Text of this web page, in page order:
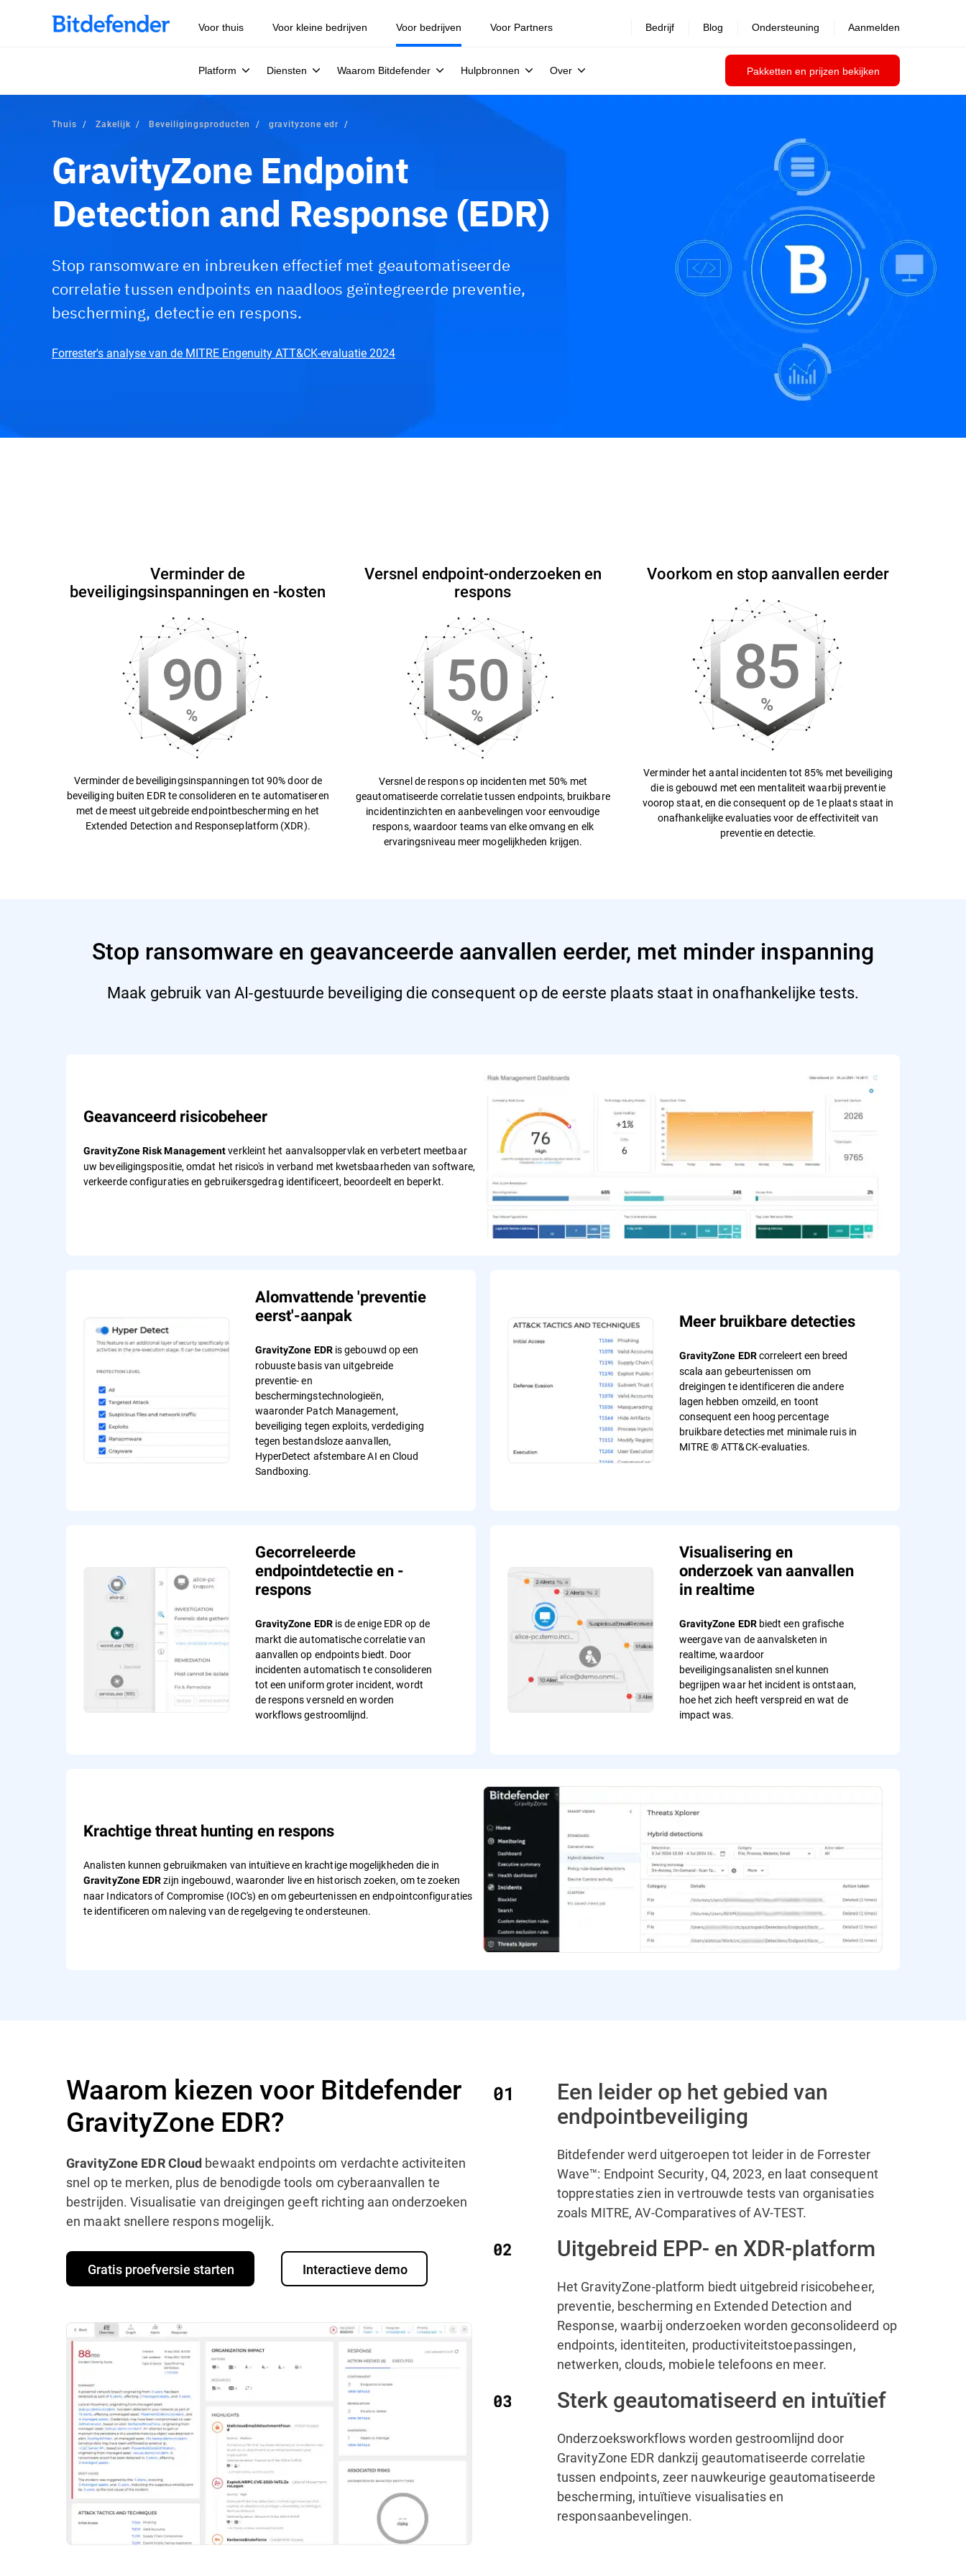
Voor thuis Voor kleine bedrijven Voor bedrijven
Platform Diensten Waarom Bitdefender Hulpbronnen Over Pakketten en prijzen bekijken
Voor Partners Bedrijf Blog Ondersteuning Aanmelden
Thuis Zakelijk Beveiligingsproducten gravityzone edr
GravityZone Endpoint
Detection and Response (EDR)
Stop ransomware en inbreuken effectief met geautomatiseerde
correlatie tussen endpoints en naadloos geïntegreerde preventie,
bescherming, detectie en respons.
Forrester's analyse van de MITRE Engenuity ATT&CK-evaluatie 2024
Verminder de
beveiligingsinspanningen en -kosten
Verminder de beveiligingsinspanningen tot 90% door de
beveiliging buiten EDR te consolideren en te automatiseren
met de meest uitgebreide endpointbescherming en het
Extended Detection and Responseplatform (XDR).
Versnel endpoint-onderzoeken en
respons
Versnel de respons op incidenten met 50% met
geautomatiseerde correlatie tussen endpoints, bruikbare
incidentinzichten en aanbevelingen voor eenvoudige
respons, waardoor teams van elke omvang en elk
ervaringsniveau meer mogelijkheden krijgen.
Voorkom en stop aanvallen eerder
Verminder het aantal incidenten tot 85% met beveiliging
die is gebouwd met een mentaliteit waarbij preventie
voorop staat, en die consequent op de 1e plaats staat in
onafhankelijke evaluaties voor de effectiviteit van
preventie en detectie.
Stop ransomware en geavanceerde aanvallen eerder, met minder inspanning
Maak gebruik van AI-gestuurde beveiliging die consequent op de eerste plaats staat in onafhankelijke tests.
Geavanceerd risicobeheer
GravityZone Risk Managementverkleint het aanvalsoppervlak en verbetert meetbaar
uw beveiligingspositie, omdat het risico's in verband met kwetsbaarheden van software,
verkeerde configuraties en gebruikersgedrag identificeert, beoordeelt en beperkt.
Alomvattende 'preventie
eerst'-aanpak
GravityZone EDRis gebouwd op een
robuuste basis van uitgebreide
preventie- en
beschermingstechnologieën,
waaronder Patch Management,
beveiliging tegen exploits, verdediging
tegen bestandsloze aanvallen,
HyperDetect afstembare AI en Cloud
Sandboxing.
Meer bruikbare detecties
GravityZone EDRcorreleert een breed
scala aan gebeurtenissen om
dreigingen te identificeren die andere
lagen hebben omzeild, en toont
consequent een hoog percentage
bruikbare detecties met minimale ruis in
MITRE ® ATT&CK-evaluaties.
Gecorreleerde
endpointdetectie en -
respons
GravityZone EDRis de enige EDR op de
markt die automatische correlatie van
aanvallen op endpoints biedt. Door
incidenten automatisch te consolideren
tot een uniform groter incident, wordt
de respons versneld en worden
workflows gestroomlijnd.
Visualisering en
onderzoek van aanvallen
in realtime
GravityZone EDRbiedt een grafische
weergave van de aanvalsketen in
realtime, waardoor
beveiligingsanalisten snel kunnen
begrijpen waar het incident is ontstaan,
hoe het zich heeft verspreid en wat de
impact was.
Krachtige threat hunting en respons
Analisten kunnen gebruikmaken van intuïtieve en krachtige mogelijkheden die in
GravityZone EDRzijn ingebouwd, waaronder live en historisch zoeken, om te zoeken
naar Indicators of Compromise (IOC's) en om gebeurtenissen en endpointconfiguraties
te identificeren om naleving van de regelgeving te ondersteunen.
Waarom kiezen voor Bitdefender
GravityZone EDR?
GravityZone EDR Cloud bewaakt endpoints om verdachte activiteiten
snel op te merken, plus de benodigde tools om cyberaanvallen te
bestrijden. Visualisatie van dreigingen geeft richting aan onderzoeken
en maakt snellere respons mogelijk.
Gratis proefversie starten Interactieve demo
Een leider op het gebied van
endpointbeveiliging
Bitdefender werd uitgeroepen tot leider in de Forrester
Wave™: Endpoint Security, Q4, 2023, en laat consequent
topprestaties zien in vertrouwde tests van organisaties
zoals MITRE, AV-Comparatives of AV-TEST.
Uitgebreid EPP- en XDR-platform
Het GravityZone-platform biedt uitgebreid risicobeheer,
preventie, bescherming en Extended Detection and
Response, waarbij onderzoeken worden geconsolideerd op
endpoints, identiteiten, productiviteitstoepassingen,
netwerken, clouds, mobiele telefoons en meer.
Sterk geautomatiseerd en intuïtief
Onderzoeksworkflows worden gestroomlijnd door
GravityZone EDR dankzij geautomatiseerde correlatie
tussen endpoints, zeer nauwkeurige geautomatiseerde
bescherming, intuïtieve visualisaties en
responsaanbevelingen.